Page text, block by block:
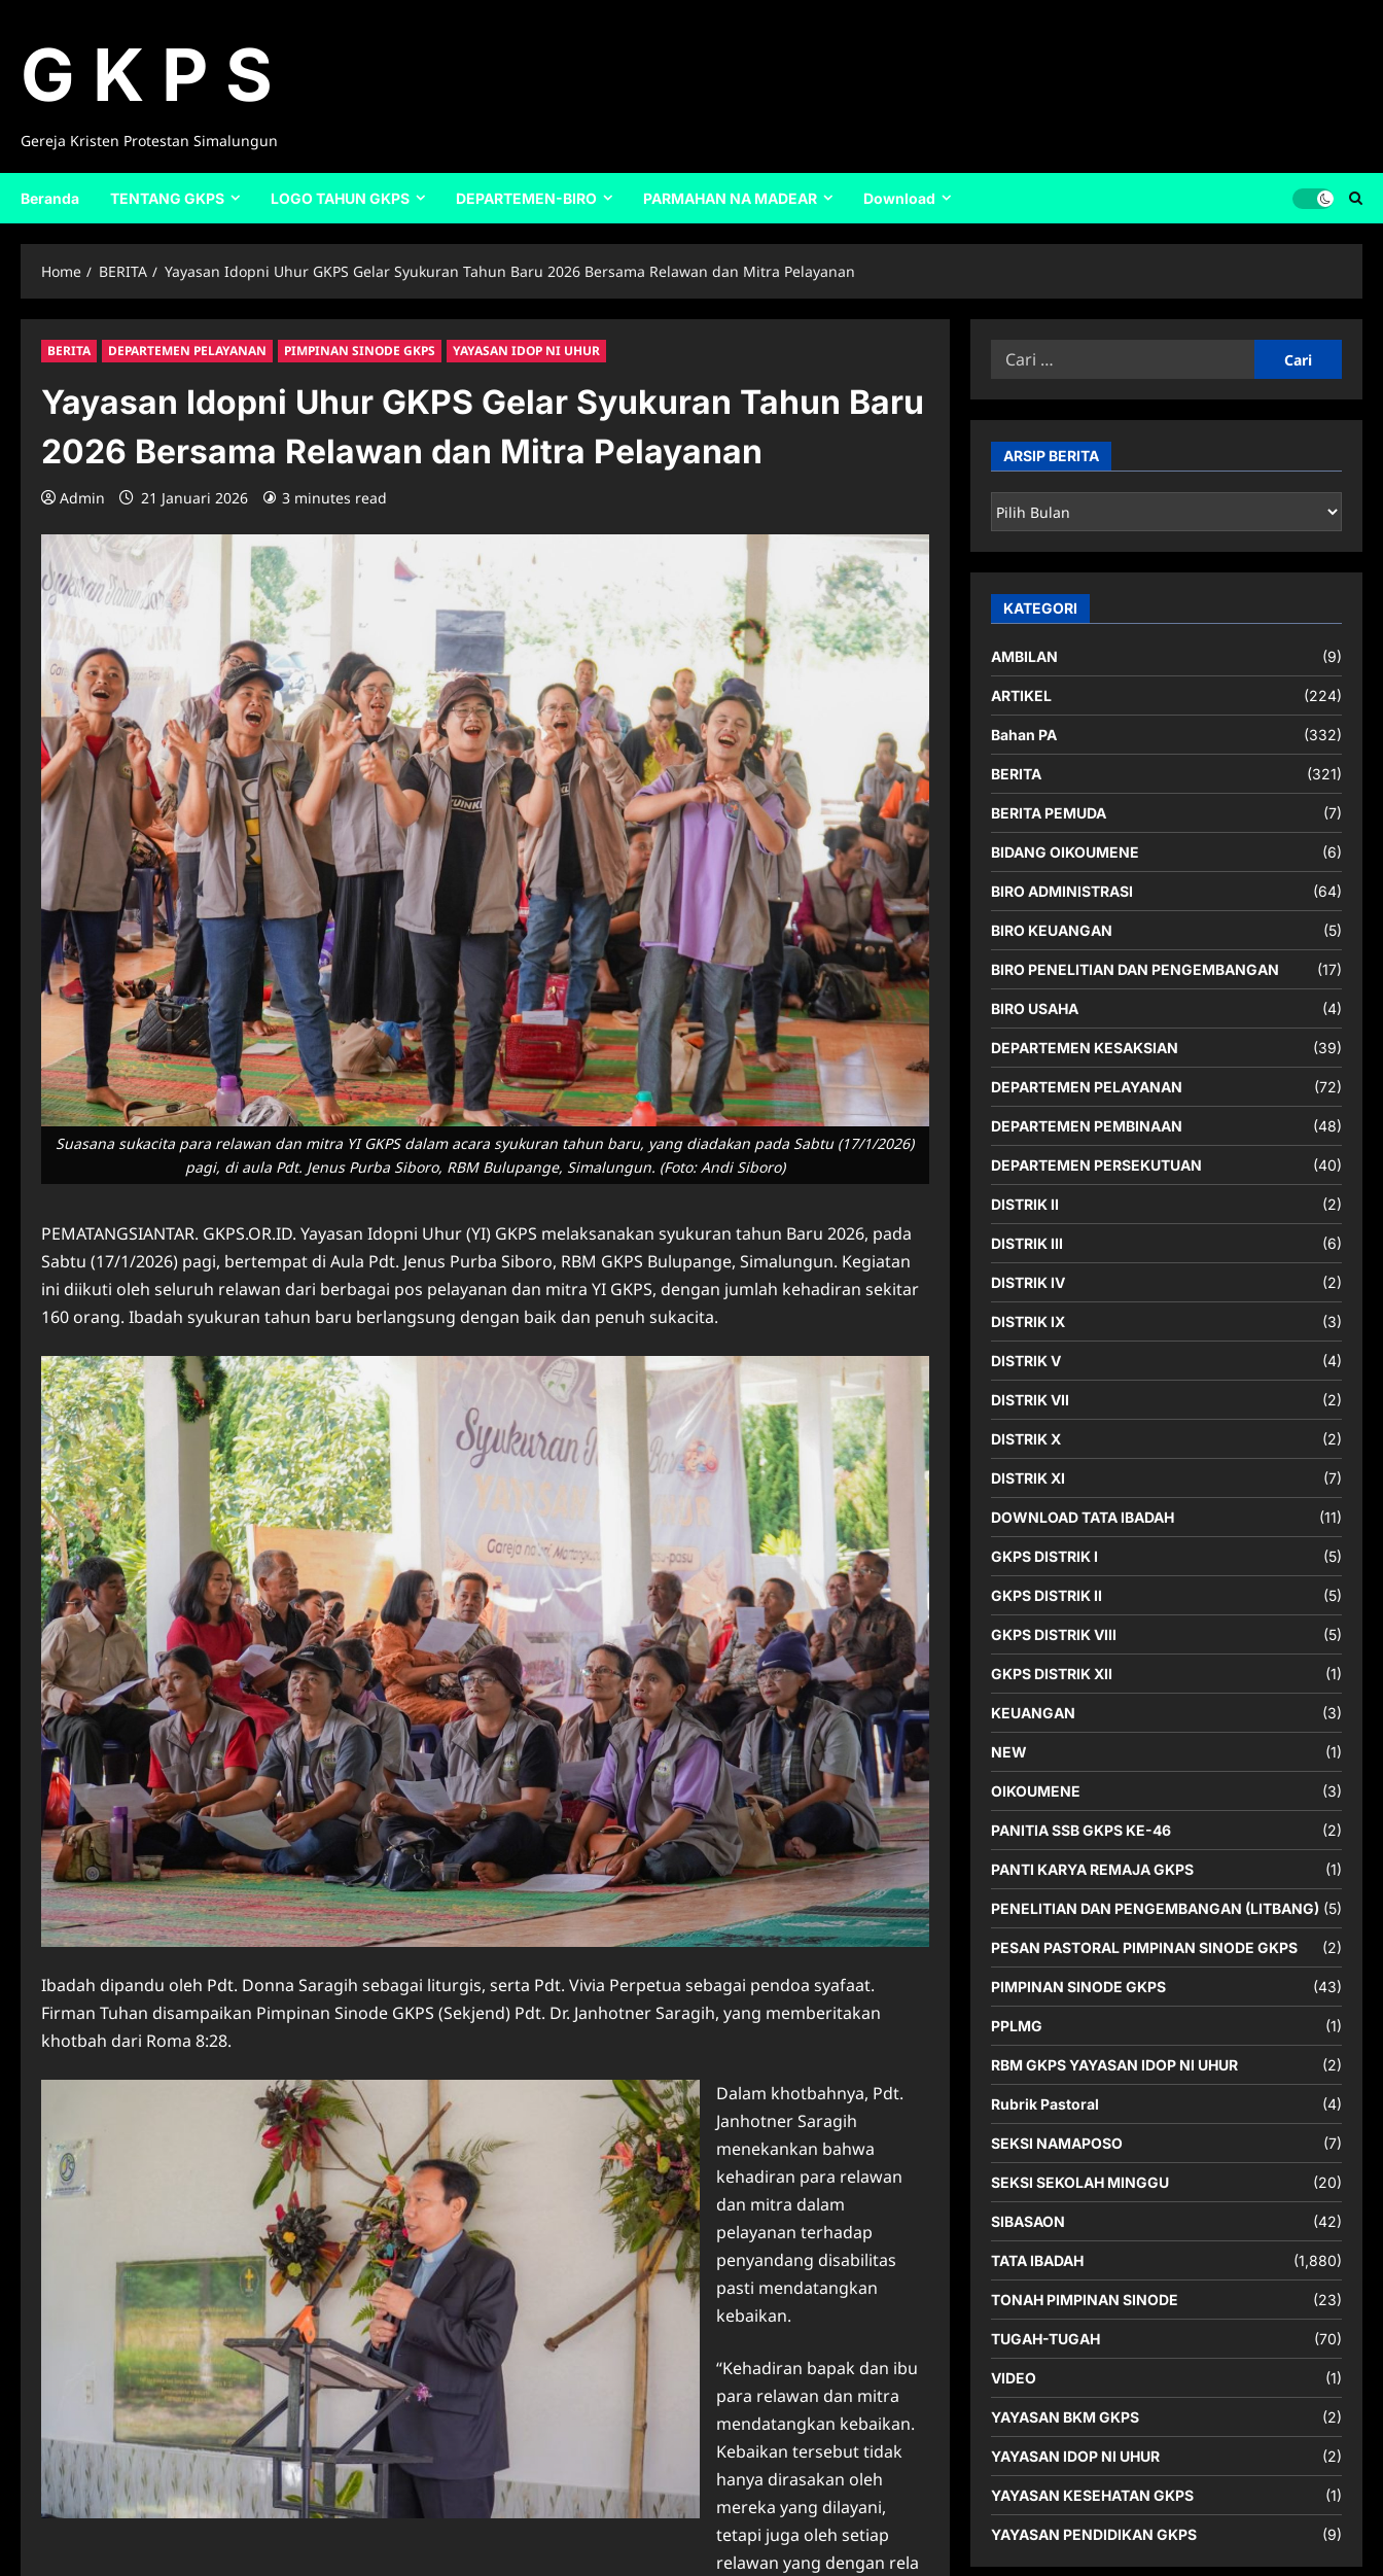
contentG K P S
Gereja Kristen Protestan Simalungun
Beranda TENTANG GKPS LOGO TAHUN GKPS DEPARTEMEN-BIRO PARMAHAN NA MADEAR Download
Home BERITA Yayasan Idopni Uhur GKPS Gelar Syukuran Tahun Baru 2026 Bersama Relawan dan Mitra Pelayanan
BERITA DEPARTEMEN PELAYANAN PIMPINAN SINODE GKPS YAYASAN IDOP NI UHUR
Yayasan Idopni Uhur GKPS Gelar Syukuran Tahun Baru
2026 Bersama Relawan dan Mitra Pelayanan
Admin 21 Januari 2026 3 minutes read
Suasana sukacita para relawan dan mitra YI GKPS dalam acara syukuran tahun baru, yang diadakan pada Sabtu (17/1/2026)
pagi, di aula Pdt. Jenus Purba Siboro, RBM Bulupange, Simalungun. (Foto: Andi Siboro)
PEMATANGSIANTAR. GKPS.OR.ID. Yayasan Idopni Uhur (YI) GKPS melaksanakan syukuran tahun Baru 2026, pada
Sabtu (17/1/2026) pagi, bertempat di Aula Pdt. Jenus Purba Siboro, RBM GKPS Bulupange, Simalungun. Kegiatan
ini diikuti oleh seluruh relawan dari berbagai pos pelayanan dan mitra YI GKPS, dengan jumlah kehadiran sekitar
160 orang. Ibadah syukuran tahun baru berlangsung dengan baik dan penuh sukacita.
Ibadah dipandu oleh Pdt. Donna Saragih sebagai liturgis, serta Pdt. Vivia Perpetua sebagai pendoa syafaat.
Firman Tuhan disampaikan Pimpinan Sinode GKPS (Sekjend) Pdt. Dr. Janhotner Saragih, yang memberitakan
khotbah dari Roma 8:28.
Dalam khotbahnya, Pdt.
Janhotner Saragih
menekankan bahwa
kehadiran para relawan
dan mitra dalam
pelayanan terhadap
penyandang disabilitas
pasti mendatangkan
kebaikan.
“Kehadiran bapak dan ibu
para relawan dan mitra
mendatangkan kebaikan.
Kebaikan tersebut tidak
hanya dirasakan oleh
mereka yang dilayani,
tetapi juga oleh setiap
relawan yang dengan rela
Cari
ARSIP BERITA
ARSIP
BERITA
KATEGORI
AMBILAN (9)
ARTIKEL (224)
Bahan PA (332)
BERITA (321)
BERITA PEMUDA (7)
BIDANG OIKOUMENE (6)
BIRO ADMINISTRASI (64)
BIRO KEUANGAN (5)
BIRO PENELITIAN DAN PENGEMBANGAN (17)
BIRO USAHA (4)
DEPARTEMEN KESAKSIAN (39)
DEPARTEMEN PELAYANAN (72)
DEPARTEMEN PEMBINAAN (48)
DEPARTEMEN PERSEKUTUAN (40)
DISTRIK II (2)
DISTRIK III (6)
DISTRIK IV (2)
DISTRIK IX (3)
DISTRIK V (4)
DISTRIK VII (2)
DISTRIK X (2)
DISTRIK XI (7)
DOWNLOAD TATA IBADAH (11)
GKPS DISTRIK I (5)
GKPS DISTRIK II (5)
GKPS DISTRIK VIII (5)
GKPS DISTRIK XII (1)
KEUANGAN (3)
NEW (1)
OIKOUMENE (3)
PANITIA SSB GKPS KE-46 (2)
PANTI KARYA REMAJA GKPS (1)
PENELITIAN DAN PENGEMBANGAN (LITBANG) (5)
PESAN PASTORAL PIMPINAN SINODE GKPS (2)
PIMPINAN SINODE GKPS (43)
PPLMG (1)
RBM GKPS YAYASAN IDOP NI UHUR (2)
Rubrik Pastoral (4)
SEKSI NAMAPOSO (7)
SEKSI SEKOLAH MINGGU (20)
SIBASAON (42)
TATA IBADAH (1,880)
TONAH PIMPINAN SINODE (23)
TUGAH-TUGAH (70)
VIDEO (1)
YAYASAN BKM GKPS (2)
YAYASAN IDOP NI UHUR (2)
YAYASAN KESEHATAN GKPS (1)
YAYASAN PENDIDIKAN GKPS (9)